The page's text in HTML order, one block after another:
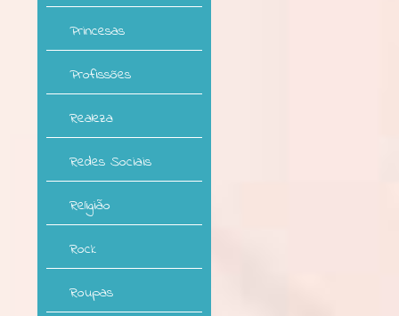
Princesas
Profissões
Realeza
Redes Sociais
Religião
Rock
Roupas